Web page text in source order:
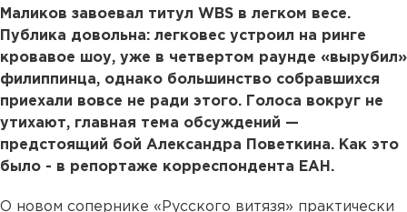
Маликов завоевал титул WBS в легком весе.
Публика довольна: легковес устроил на ринге
кровавое шоу, уже в четвертом раунде «вырубил»
филиппинца, однако большинство собравшихся
приехали вовсе не ради этого. Голоса вокруг не
утихают, главная тема обсуждений —
предстоящий бой Александра Поветкина. Как это
было - в репортаже корреспондента ЕАН.
О новом сопернике «Русского витязя» практически